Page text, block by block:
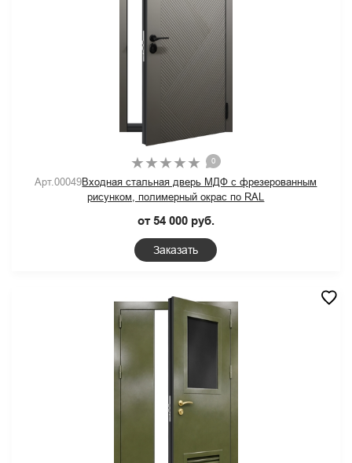
0
Арт.00049Входная стальная дверь МДФ с фрезерованным
рисунком, полимерный окрас по RAL
от 54 000 руб.
Заказать